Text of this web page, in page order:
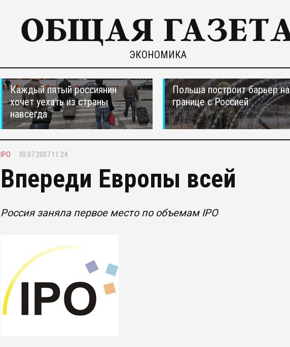
ЭКОНОМИКА
Каждый пятый россиянин
хочет уехать из страны
навсегда
Польша построит барьер на
границе с Россией
IPO 30.07.2007 11:24
Впереди Европы всей
Россия заняла первое место по объемам IPO